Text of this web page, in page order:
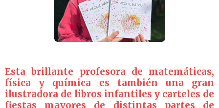
Esta brillante profesora de matemáticas,
física y química es también una gran
ilustradora de libros infantiles y carteles de
fiestas mayores de distintas partes de